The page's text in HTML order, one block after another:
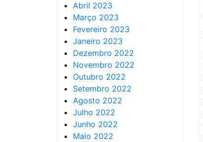
Abril 2023
Março 2023
Fevereiro 2023
Janeiro 2023
Dezembro 2022
Novembro 2022
Outubro 2022
Setembro 2022
Agosto 2022
Julho 2022
Junho 2022
Maio 2022